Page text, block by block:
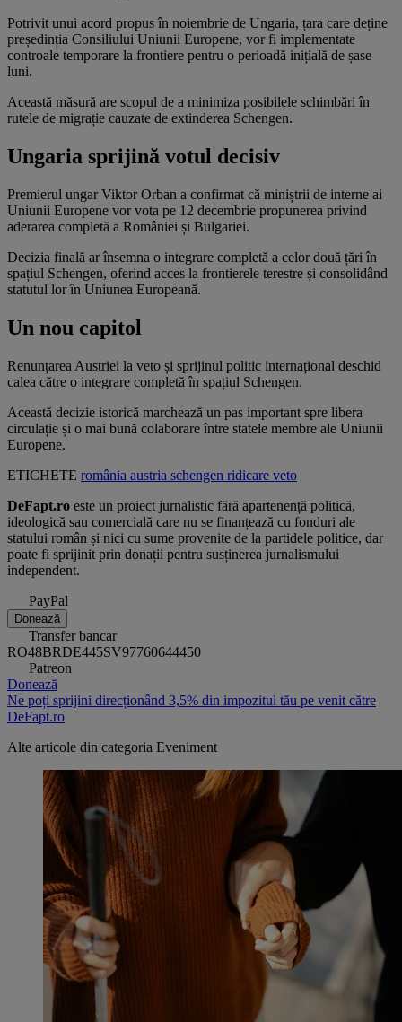
Potrivit unui acord propus în noiembrie de Ungaria, țara care deține
președinția Consiliului Uniunii Europene, vor fi implementate
controale temporare la frontiere pentru o perioadă inițială de șase
luni.
Această măsură are scopul de a minimiza posibilele schimbări în
rutele de migrație cauzate de extinderea Schengen.
Ungaria sprijină votul decisiv
Premierul ungar Viktor Orban a confirmat că miniștrii de interne ai
Uniunii Europene vor vota pe 12 decembrie propunerea privind
aderarea completă a României și Bulgariei.
Decizia finală ar însemna o integrare completă a celor două țări în
spațiul Schengen, oferind acces la frontierele terestre și consolidând
statutul lor în Uniunea Europeană.
Un nou capitol
Renunțarea Austriei la veto și sprijinul politic internațional deschid
calea către o integrare completă în spațiul Schengen.
Această decizie istorică marchează un pas important spre libera
circulație și o mai bună colaborare între statele membre ale Uniunii
Europene.
ETICHETE românia austria schengen ridicare veto
DeFapt.ro este un proiect jurnalistic fără apartenență politică,
ideologică sau comercială care nu se finanțează cu fonduri ale
statului român și nici cu sume provenite de la partidele politice, dar
poate fi sprijinit prin donații pentru susținerea jurnalismului
independent.
PayPal
Donează
Transfer bancar
RO48BRDE445SV97760644450
Patreon
Donează
Ne poți sprijini direcționând 3,5% din impozitul tău pe venit către
DeFapt.ro
Alte articole din categoria Eveniment